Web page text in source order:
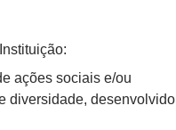
ações sociais e/ou
diversidade, desenvolvido